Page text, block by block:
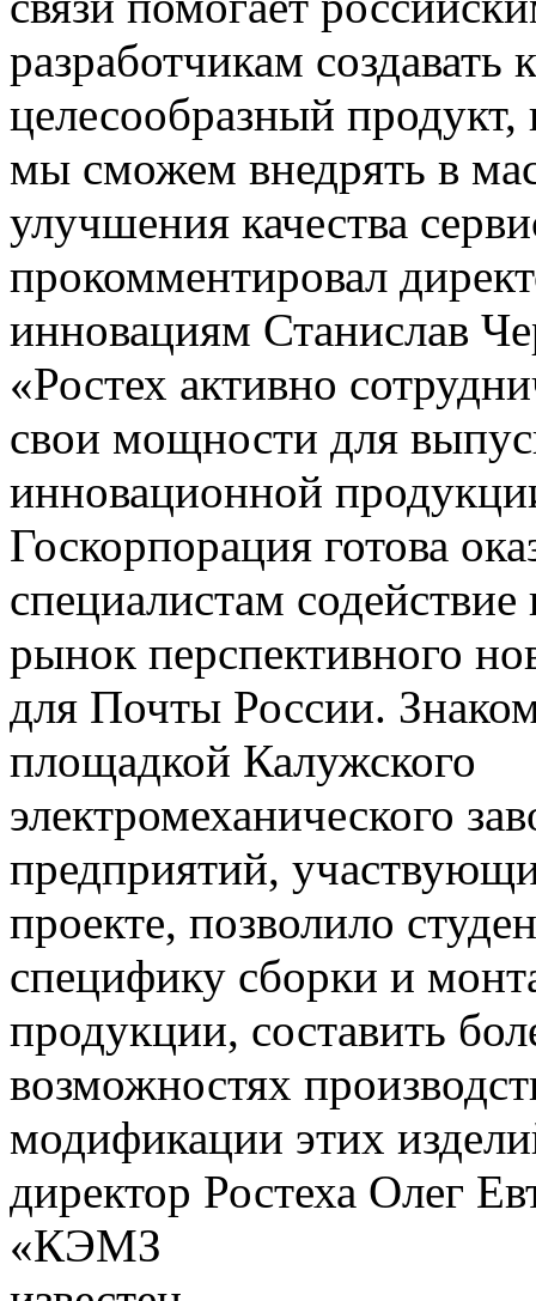
разработчикам
целесообразный продукт,
мы сможем внедрять в
улучшения качества
прокомментировал
инновациям Станислав
«Ростех активно
свои мощности для
инновационной
Госкорпорация готова
специалистам
рынок перспективного
для Почты России.
площадкой Калужского
электромеханического
предприятий,
проекте, позволило
специфику сборки и
продукции, составить
возможностях
модификации этих
директор Ростеха Олег
«КЭМЗ